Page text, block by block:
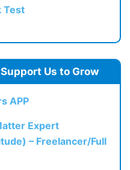
Test
Us to Grow
APP
Expert
– Freelancer/Full